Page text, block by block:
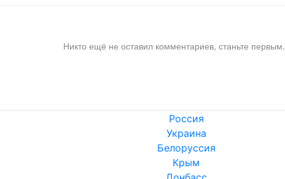
Никто ещё не оставил комментариев, станьте первым.
Россия
Украина
Белоруссия
Крым